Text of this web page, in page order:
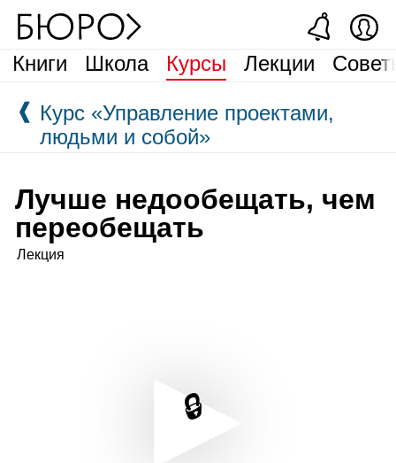
Книги Школа Курсы Лекции
❰ Курс «Управление проектами,
людьми и собой»
Лучше недообещать, чем
переобещать
Лекция